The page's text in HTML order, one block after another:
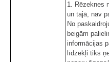
1. Rēzeknes
un tajā, nav
No
beigām
informācijas
līdzekļi tiks